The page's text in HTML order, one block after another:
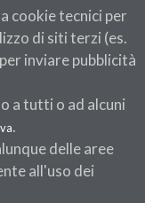
cookie tecnici per
di siti terzi (es.
inviare pubblicità
a tutti o ad alcuni
.
delle aree
all'uso dei